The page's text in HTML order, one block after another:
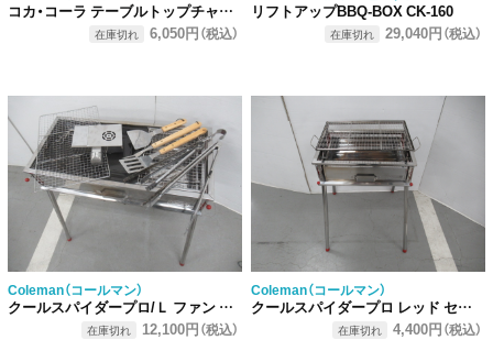
コカ・コーラ テーブルトップチャコールグリルα セット
在庫切れ 6,050円（税込）
リフトアップBBQ-BOX CK-160
在庫切れ 29,040円（税込）
Coleman（コールマン）
クールスパイダープロ/Ｌ ファン セット
在庫切れ 12,100円（税込）
Coleman（コールマン）
クールスパイダープロ レッド セット
在庫切れ 4,400円（税込）